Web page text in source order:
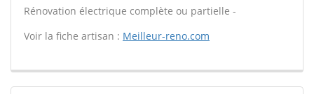
Rénovation électrique complète ou partielle -
Voir la fiche artisan : Meilleur-reno.com